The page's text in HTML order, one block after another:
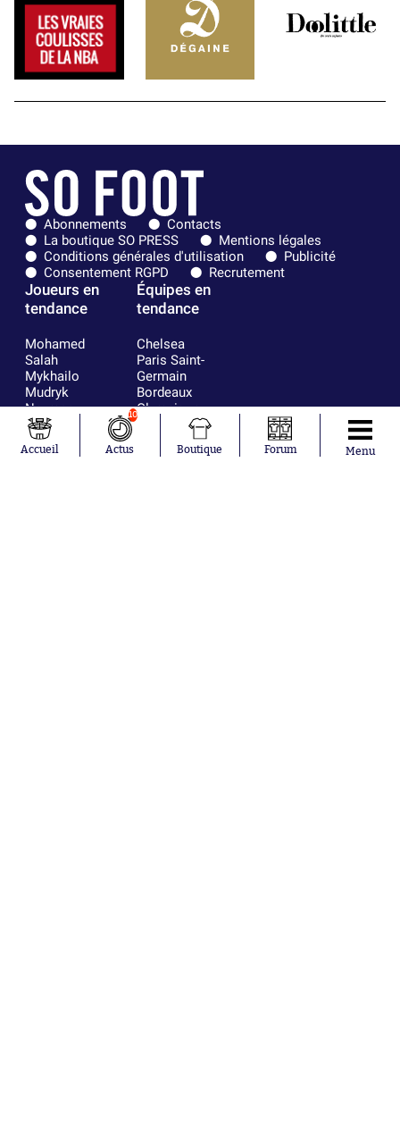
Abonnements
Contacts
La boutique SO PRESS
Mentions légales
Conditions générales d'utilisation
Publicité
Consentement RGPD
Recrutement
Joueurs en
tendance
Mohamed
Salah
Mykhailo
Mudryk
Neymar
Khalis Merah
Loïs Openda
Moussa
Équipes en
tendance
Chelsea
Paris Saint-
Germain
Bordeaux
Olympique
lyonnais
Real Madrid
Accueil
10
Actus Boutique Forum Menu